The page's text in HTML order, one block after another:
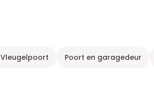
Vleugelpoort Poort en garagedeur